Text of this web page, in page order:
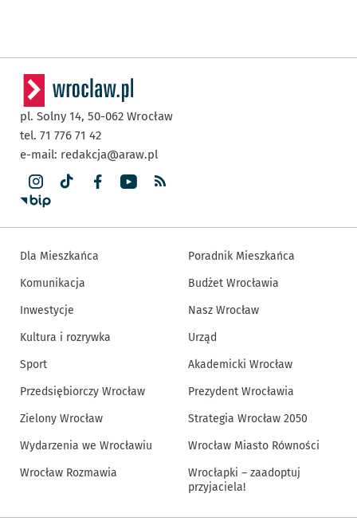
pl. Solny 14, 50-062 Wrocław
tel. 71 776 71 42
e-mail: redakcja@araw.pl
Dla Mieszkańca
Komunikacja
Inwestycje
Kultura i rozrywka
Sport
Przedsiębiorczy Wrocław
Zielony Wrocław
Wydarzenia we Wrocławiu
Wrocław Rozmawia
Poradnik Mieszkańca
Budżet Wrocławia
Nasz Wrocław
Urząd
Akademicki Wrocław
Prezydent Wrocławia
Strategia Wrocław 2050
Wrocław Miasto Równości
Wrocłapki – zaadoptuj
przyjaciela!